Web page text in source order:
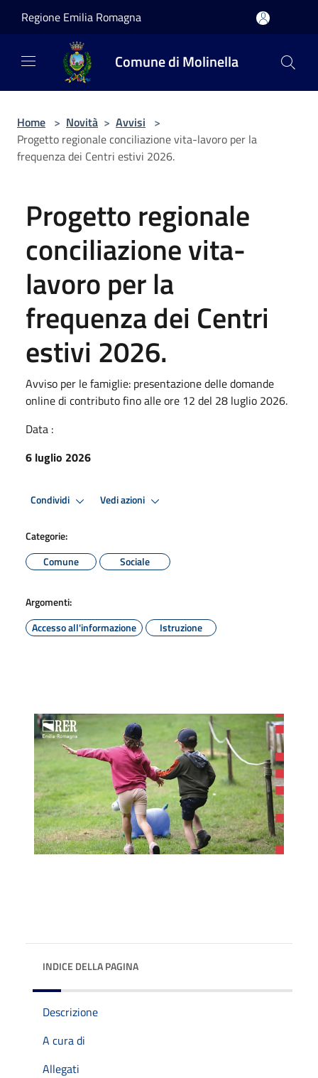
Regione Emilia Romagna
Comune di Molinella
Home > Novità > Avvisi >
Progetto regionale conciliazione vita-lavoro per la
frequenza dei Centri estivi 2026.
Progetto regionale
conciliazione vita-
lavoro per la
frequenza dei Centri
estivi 2026.
Avviso per le famiglie: presentazione delle domande
online di contributo fino alle ore 12 del 28 luglio 2026.
Data :
6 luglio 2026
Condividi Vedi azioni
Categorie:
Comune
Sociale
Argomenti:
Accesso all'informazione
Istruzione
INDICE DELLA PAGINA
Descrizione
A cura di
Allegati